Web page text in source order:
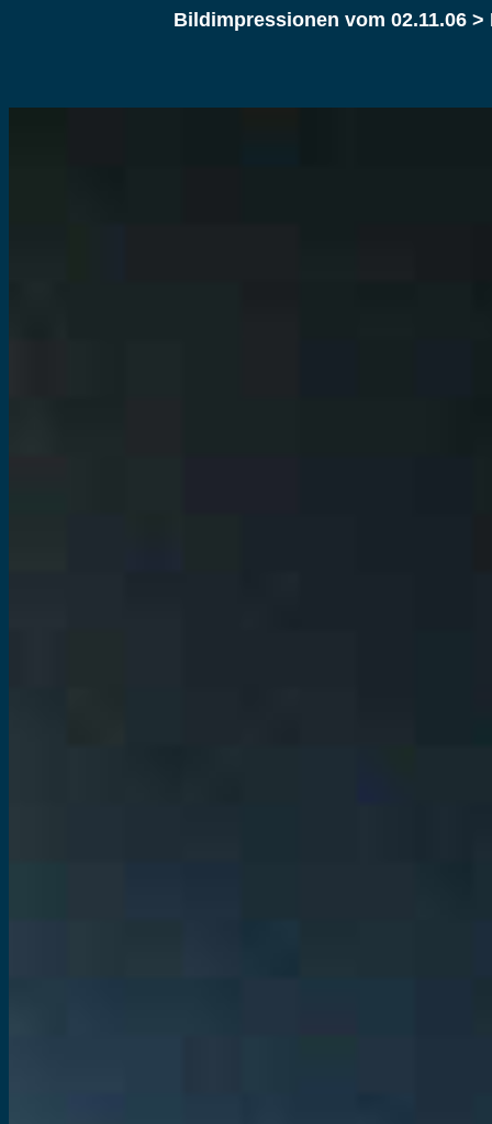
Bildimpressionen vom 02.11.06